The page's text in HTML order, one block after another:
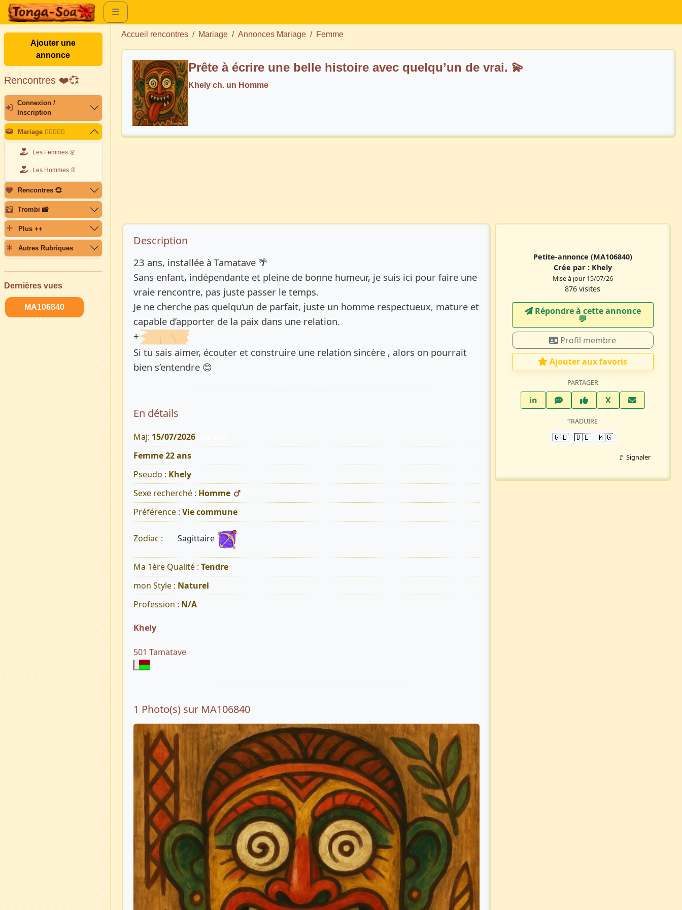
Ajouter une
annonce
Rencontres ❤️💞
Connexion /
Inscription
Mariage 👩🏽‍❤️‍👨🏽
Les Femmes 👗
Les Hommes 👖
Rencontres 💞
Trombi 📸
Plus ++
Autres Rubriques
Dernières vues
MA106840
Accueil rencontres Mariage Annonces Mariage Femme
Prête à écrire une belle histoire avec quelqu’un de vrai. 💫
Khely ch. un Homme
Description de l’annonce
Description
23 ans, installée à Tamatave 🌴
Sans enfant, indépendante et pleine de bonne humeur, je suis ici pour faire une
vraie rencontre, pas juste passer le temps.
Je ne cherche pas quelqu’un de parfait, juste un homme respectueux, mature et
capable d’apporter de la paix dans une relation.
+
Si tu sais aimer, écouter et construire une relation sincère , alors on pourrait
bien s’entendre 😊
En détails
Maj: 15/07/2026
Femme 22 ans
Pseudo : Khely
Sexe recherché : Homme
Préférence : Vie commune
Zodiac : Sagittaire
Ma 1ère Qualité : Tendre
mon Style : Naturel
Profession : N/A
Khely
501 Tamatave
1 Photo(s) sur MA106840
Petite-annonce (MA106840)
Crée par : Khely
Mise à jour 15/07/26
876 visites
Répondre à cette annonce
💬​
Profil membre
Ajouter aux favoris
PARTAGER
inLinkedInWhatsAppFacebook
XTwitter X
TRADUIRE
🇬🇧 🇩🇪 🇲🇬
🚩 Signaler